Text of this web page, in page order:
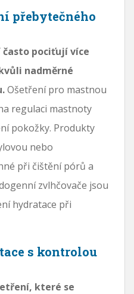
přebytečného
často pociťují více
nadměrné
Ošetření pro mastnou
regulaci mastnoty
pokožky. Produkty
nebo
při čištění pórů a
zvlhčovače jsou
hydratace při
s kontrolou
které se